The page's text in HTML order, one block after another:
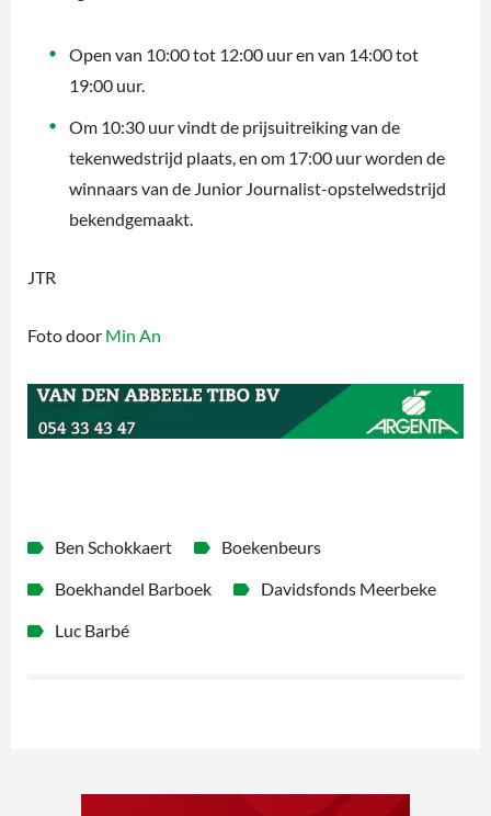
Open van 10:00 tot 12:00 uur en van 14:00 tot
19:00 uur.
Om 10:30 uur vindt de prijsuitreiking van de
tekenwedstrijd plaats, en om 17:00 uur worden de
winnaars van de Junior Journalist-opstelwedstrijd
bekendgemaakt.
JTR
Foto door Min An
Ben Schokkaert
Boekenbeurs
Boekhandel Barboek
Davidsfonds Meerbeke
Luc Barbé